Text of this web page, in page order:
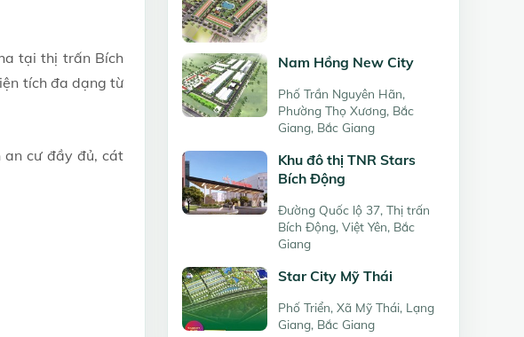
tại thị trấn Bích
tích đa dạng từ
an cư đầy đủ, cát
Nam Hồng New City
Phố Trần Nguyên Hãn,
Phường Thọ Xương, Bắc
Giang, Bắc Giang
Khu đô thị TNR Stars
Bích Động
Đường Quốc lộ 37, Thị trấn
Bích Động, Việt Yên, Bắc
Giang
Star City Mỹ Thái
Phố Triển, Xã Mỹ Thái, Lạng
Giang, Bắc Giang